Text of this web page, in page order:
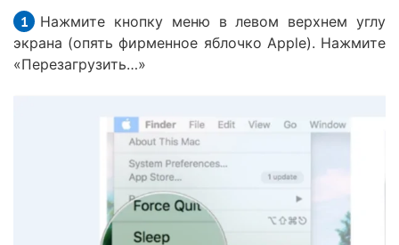
Нажмите кнопку меню в левом верхнем углу
экрана (опять фирменное яблочко Apple). Нажмите
«Перезагрузить…»